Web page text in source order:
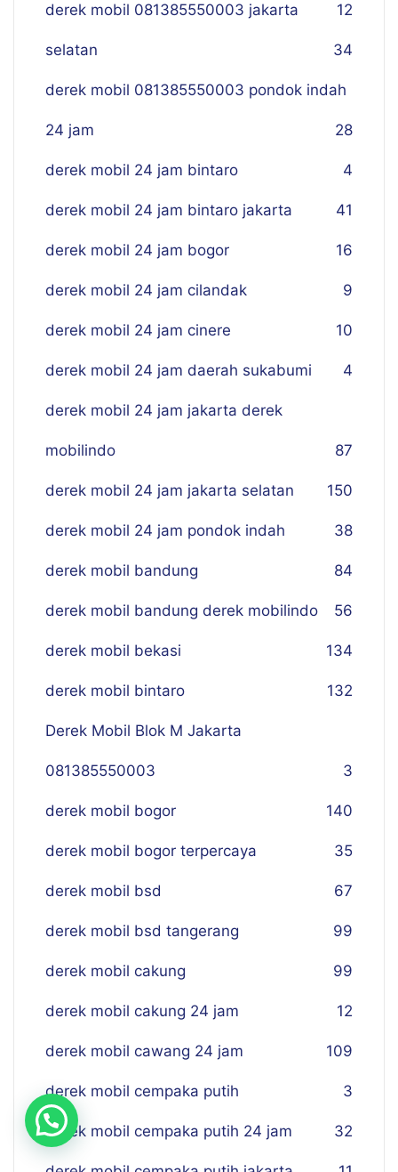
12
derek mobil 081385550003 jakarta
selatan 34
derek mobil 081385550003 pondok indah
24 jam 28
derek mobil 24 jam bintaro 4
derek mobil 24 jam bintaro jakarta 41
derek mobil 24 jam bogor 16
derek mobil 24 jam cilandak 9
derek mobil 24 jam cinere 10
derek mobil 24 jam daerah sukabumi 4
derek mobil 24 jam jakarta derek
mobilindo 87
derek mobil 24 jam jakarta selatan 150
derek mobil 24 jam pondok indah 38
derek mobil bandung 84
derek mobil bandung derek mobilindo 56
derek mobil bekasi 134
derek mobil bintaro 132
Derek Mobil Blok M Jakarta
081385550003 3
derek mobil bogor 140
derek mobil bogor terpercaya 35
derek mobil bsd 67
derek mobil bsd tangerang 99
derek mobil cakung 99
derek mobil cakung 24 jam 12
derek mobil cawang 24 jam 109
derek mobil cempaka putih 3
derek mobil cempaka putih 24 jam 32